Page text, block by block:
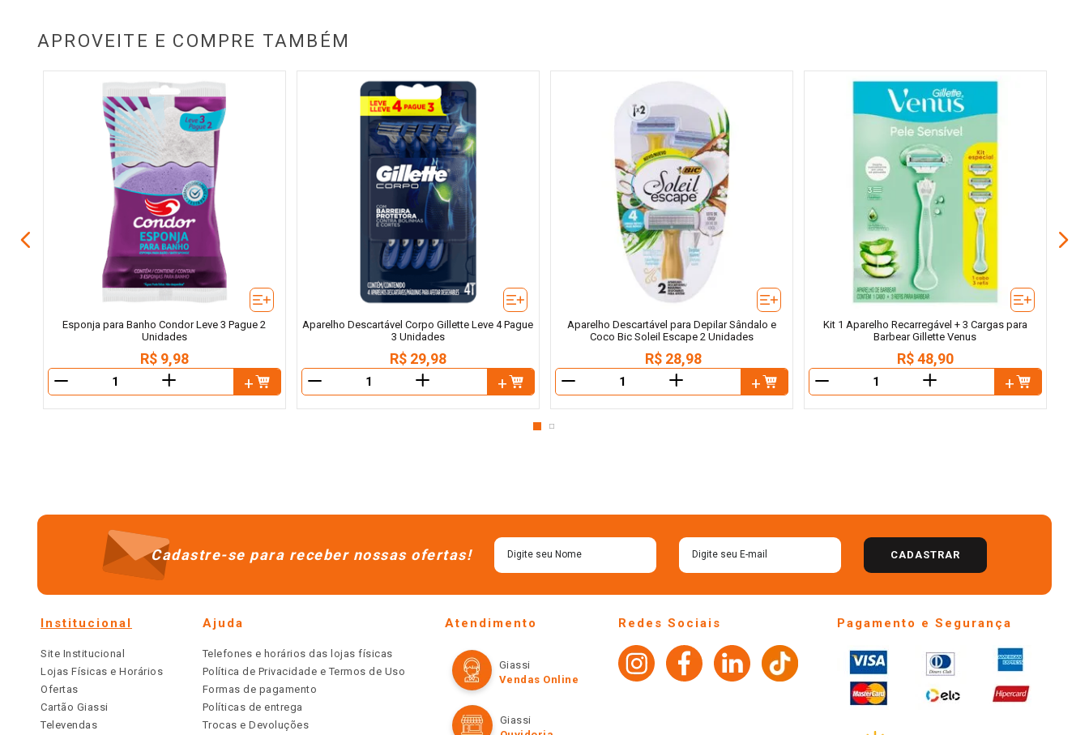
APROVEITE E COMPRE TAMBÉM
Esponja para Banho Condor Leve 3 Pague 2
Unidades
R$ 9,98
＋
Aparelho Descartável Corpo Gillette Leve 4 Pague
3 Unidades
R$ 29,98
＋
Aparelho Descartável para Depilar Sândalo e
Coco Bic Soleil Escape 2 Unidades
R$ 28,98
＋
Kit 1 Aparelho Recarregável + 3 Cargas para
Barbear Gillette Venus
R$ 48,90
＋
Cadastre-se para receber nossas ofertas! CADASTRAR
Institucional
Site Institucional
Lojas Físicas e Horários
Ofertas
Cartão Giassi
Televendas
Ajuda
Telefones e horários das lojas físicas
Política de Privacidade e Termos de Uso
Formas de pagamento
Políticas de entrega
Trocas e Devoluções
Atendimento
Giassi
Vendas Online
Giassi
Redes Sociais Pagamento e Segurança